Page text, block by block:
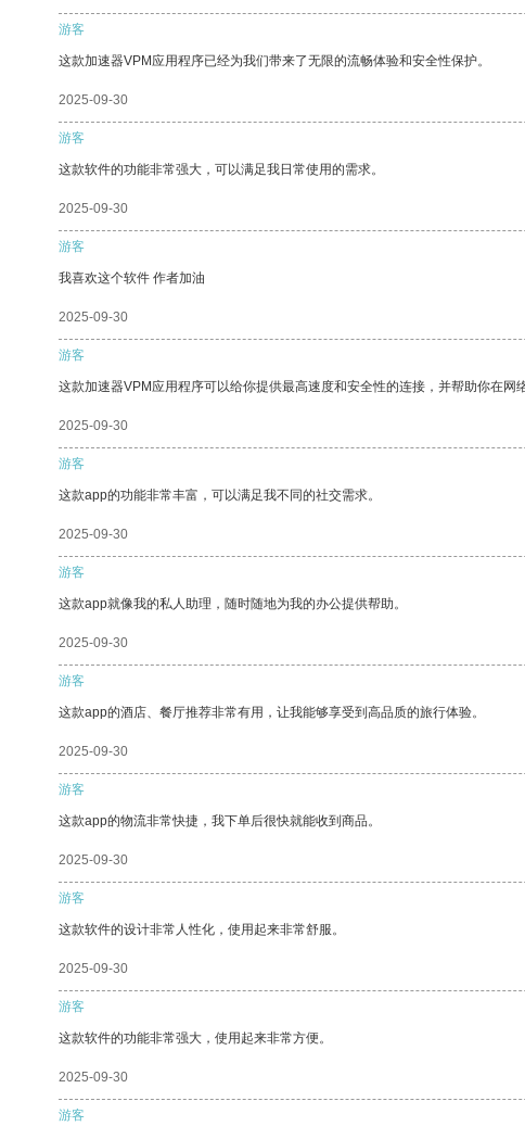
游客
这款加速器VPM应用程序已经为我们带来了无限的流畅体验和安全性保护。
2025-09-30
游客
这款软件的功能非常强大，可以满足我日常使用的需求。
2025-09-30
游客
我喜欢这个软件 作者加油
2025-09-30
游客
这款加速器VPM应用程序可以给你提供最高速度和安全性的连接，并帮助你在网
2025-09-30
游客
这款app的功能非常丰富，可以满足我不同的社交需求。
2025-09-30
游客
这款app就像我的私人助理，随时随地为我的办公提供帮助。
2025-09-30
游客
这款app的酒店、餐厅推荐非常有用，让我能够享受到高品质的旅行体验。
2025-09-30
游客
这款app的物流非常快捷，我下单后很快就能收到商品。
2025-09-30
游客
这款软件的设计非常人性化，使用起来非常舒服。
2025-09-30
游客
这款软件的功能非常强大，使用起来非常方便。
2025-09-30
游客